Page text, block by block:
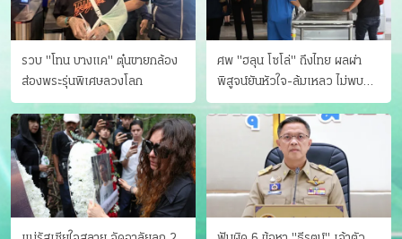
รวบ "โทน บางแค" ตุ๋นขายกล้อง
ส่องพระรุ่นพิเศษลวงโลก
ศพ "ฮลุน โซโล่" ถึงไทย ผลผ่า
พิสูจน์ยันหัวใจ-ล้มเหลว ไม่พบ
บาดแผล